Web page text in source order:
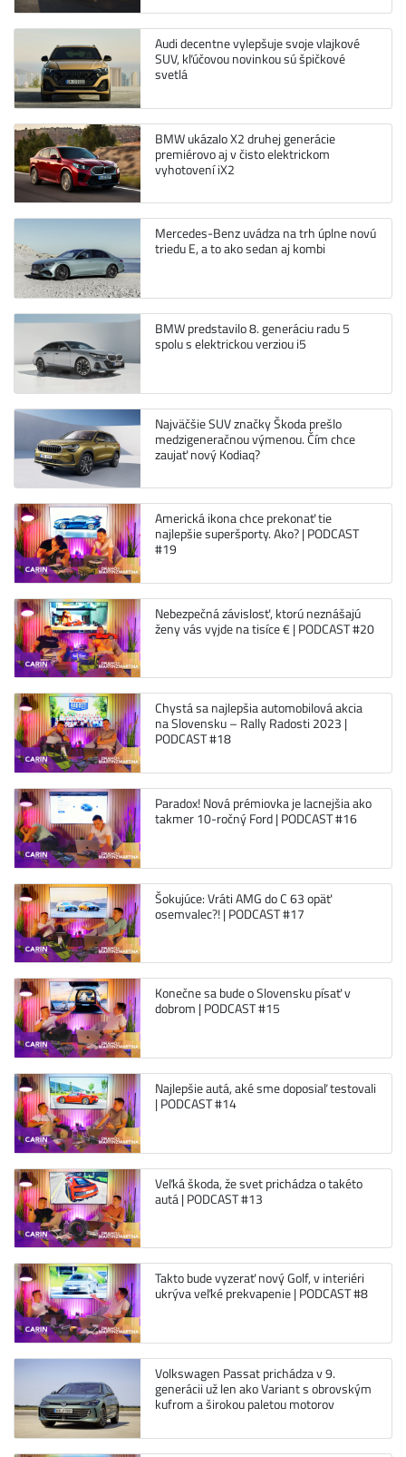
Audi decentne vylepšuje svoje vlajkové
SUV, kľúčovou novinkou sú špičkové
svetlá
BMW ukázalo X2 druhej generácie
premiérovo aj v čisto elektrickom
vyhotovení iX2
Mercedes-Benz uvádza na trh úplne novú
triedu E, a to ako sedan aj kombi
BMW predstavilo 8. generáciu radu 5
spolu s elektrickou verziou i5
Najväčšie SUV značky Škoda prešlo
medzigeneračnou výmenou. Čím chce
zaujať nový Kodiaq?
Americká ikona chce prekonať tie
najlepšie superšporty. Ako? | PODCAST
#19
Nebezpečná závislosť, ktorú neznášajú
ženy vás vyjde na tisíce € | PODCAST #20
Chystá sa najlepšia automobilová akcia
na Slovensku – Rally Radosti 2023 |
PODCAST #18
Paradox! Nová prémiovka je lacnejšia ako
takmer 10-ročný Ford | PODCAST #16
Šokujúce: Vráti AMG do C 63 opäť
osemvalec?! | PODCAST #17
Konečne sa bude o Slovensku písať v
dobrom | PODCAST #15
Najlepšie autá, aké sme doposiaľ testovali
| PODCAST #14
Veľká škoda, že svet prichádza o takéto
autá | PODCAST #13
Takto bude vyzerať nový Golf, v interiéri
ukrýva veľké prekvapenie | PODCAST #8
Volkswagen Passat prichádza v 9.
generácii už len ako Variant s obrovským
kufrom a širokou paletou motorov